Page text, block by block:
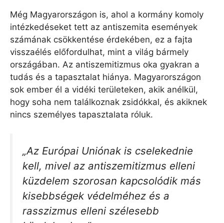
Még Magyarországon is, ahol a kormány komoly
intézkedéseket tett az antiszemita események
számának csökkentése érdekében, ez a fajta
visszaélés előfordulhat, mint a világ bármely
országában. Az antiszemitizmus oka gyakran a
tudás és a tapasztalat hiánya. Magyarországon
sok ember él a vidéki területeken, akik anélkül,
hogy soha nem találkoznak zsidókkal, és akiknek
nincs személyes tapasztalata róluk.
„Az Európai Uniónak is cselekednie
kell, mivel az antiszemitizmus elleni
küzdelem szorosan kapcsolódik más
kisebbségek védelméhez és a
rasszizmus elleni szélesebb